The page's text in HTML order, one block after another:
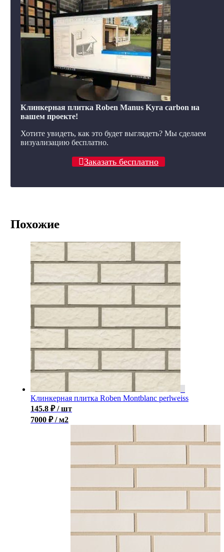
Клинкерная плитка Roben Manus Kyra carbon на
вашем проекте!
Хотите увидеть, как это будет выглядеть? Мы сделаем
визуализацию бесплатно.
Заказать бесплатно
Похожие
Клинкерная плитка Roben Montblanc perlweiss
145.8 ₽ / шт
7000 ₽ / м2